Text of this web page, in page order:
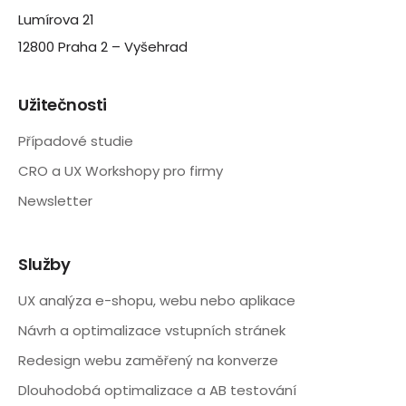
Lumírova 21
12800 Praha 2 – Vyšehrad
Užitečnosti
Případové studie
CRO a UX Workshopy pro firmy
Newsletter
Služby
UX analýza e-shopu, webu nebo aplikace
Návrh a optimalizace vstupních stránek
Redesign webu zaměřený na konverze
Dlouhodobá optimalizace a AB testování